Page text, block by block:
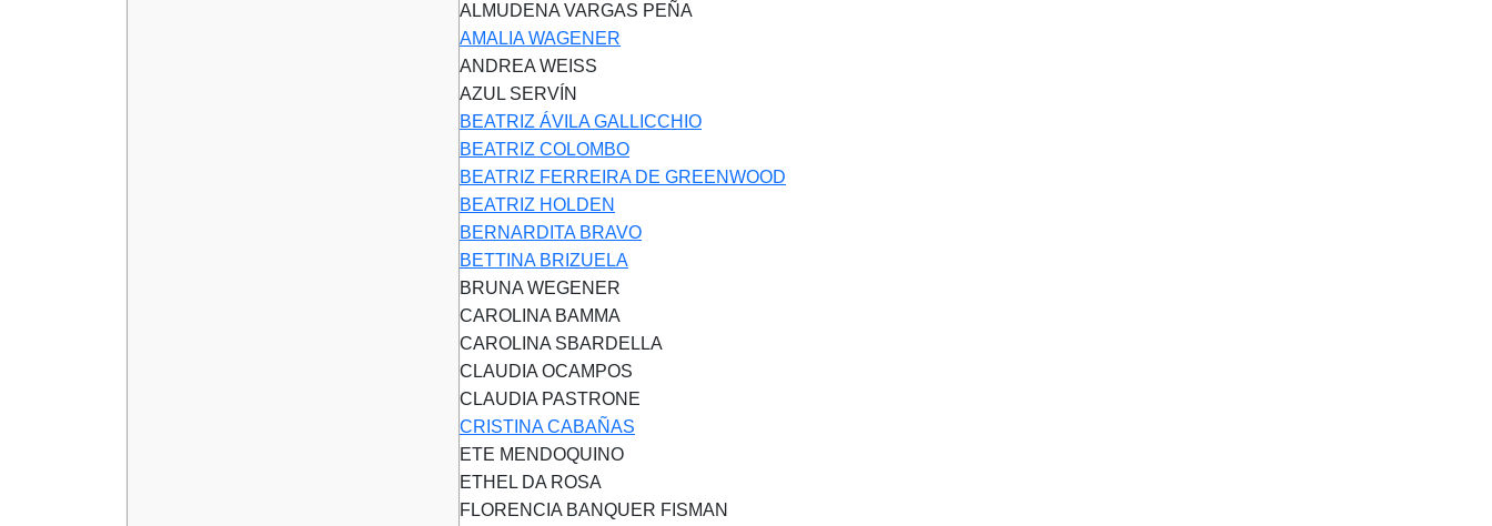
ALMUDENA VARGAS PEÑA
AMALIA WAGENER
ANDREA WEISS
AZUL SERVÍN
BEATRIZ ÁVILA GALLICCHIO
BEATRIZ COLOMBO
BEATRIZ FERREIRA DE GREENWOOD
BEATRIZ HOLDEN
BERNARDITA BRAVO
BETTINA BRIZUELA
BRUNA WEGENER
CAROLINA BAMMA
CAROLINA SBARDELLA
CLAUDIA OCAMPOS
CLAUDIA PASTRONE
CRISTINA CABAÑAS
ETE MENDOQUINO
ETHEL DA ROSA
FLORENCIA BANQUER FISMAN